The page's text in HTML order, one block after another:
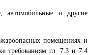
автомобильные и другие
помещениях и
требованиям гл. 7.3 и 7.4